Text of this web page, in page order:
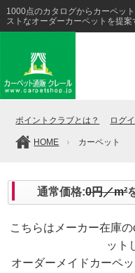
1000点のカタログからカーペッ
ストなオーダーカーペットを提案
ポイントクラブとは？ ログ
HOME カーペット
通常価格:0円／m²
こちらはメーカー在庫
ット
オーダーメイドカーペ